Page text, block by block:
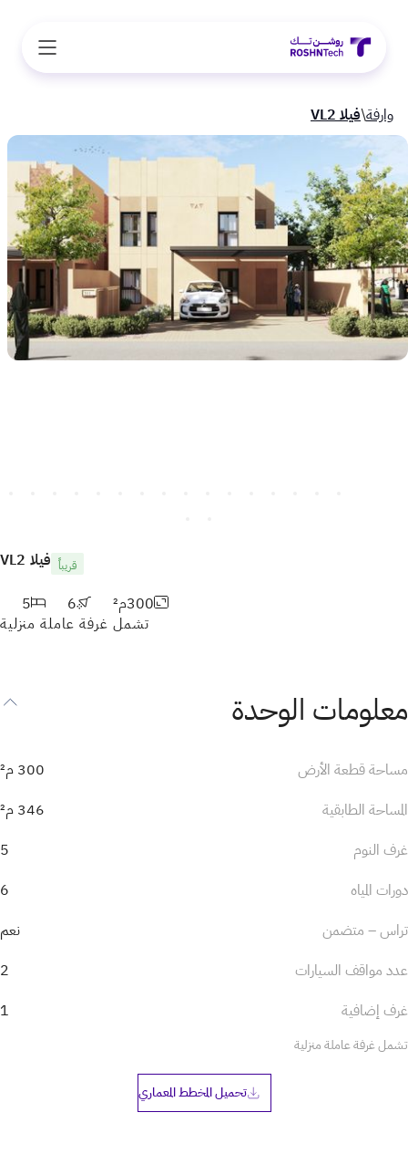
وارفة\فيلا VL2
فيلا VL2 قريباً
5 6 300م²
تشمل غرفة عاملة منزلية
معلومات الوحدة
مساحة قطعة الأرض 300 م²
المساحة الطابقية
346 م²
غرف النوم
5
دورات المياه
6
تراس – متضمن
نعم
عدد مواقف السيارات
2
غرف إضافية
1
تشمل غرفة عاملة منزلية
تحميل المخطط المعماري